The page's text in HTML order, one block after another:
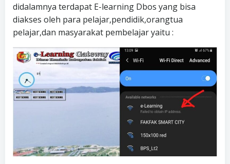
didalamnya terdapat E-learning Dbos yang bisa
diakses oleh para pelajar,pendidik,orangtua
pelajar,dan masyarakat pembelajar yaitu :